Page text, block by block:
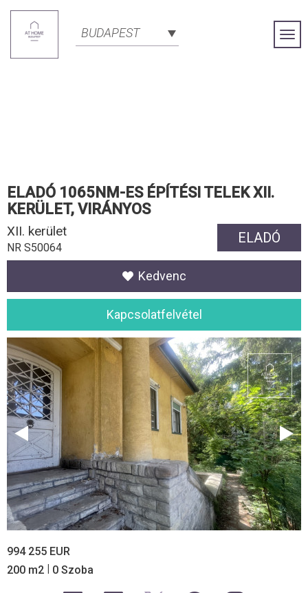
BUDAPEST
ELADÓ 1065NM-ES ÉPÍTÉSI TELEK XII.
KERÜLET, VIRÁNYOS
ELADÓ
XII. kerület
NR S50064
Kedvenc
Kapcsolatfelvétel
994 255 EUR
200 m2 | 0 Szoba